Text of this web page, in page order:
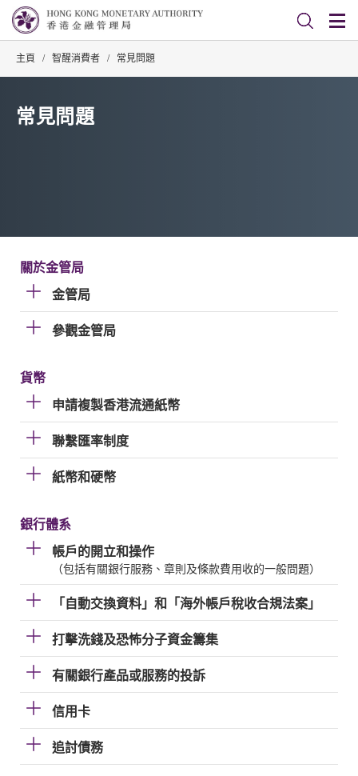
主頁 / 智醒消費者 / 常見問題
常見問題
關於金管局
金管局
參觀金管局
貨幣
申請複製香港流通紙幣
聯繫匯率制度
紙幣和硬幣
銀行體系
帳戶的開立和操作
（包括有關銀行服務、章則及條款費用收的一般問題）
「自動交換資料」和「海外帳戶稅收合規法案」
打擊洗錢及恐怖分子資金籌集
有關銀行產品或服務的投訴
信用卡
追討債務